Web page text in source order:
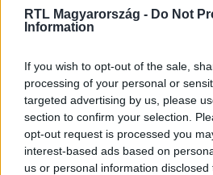
RTL Magyarország - Do Not
Information
If you wish to opt-out of the sale,
processing of your personal or
targeted advertising by us, please
section to confirm your selection.
opt-out request is processed you
interest-based ads based on
us or personal information
óvoda előtt, oda járt az
együtt életüket
tragédiában. Rajtuk kívül
fiatal halt meg, akiknek
átsodródott a szemközti